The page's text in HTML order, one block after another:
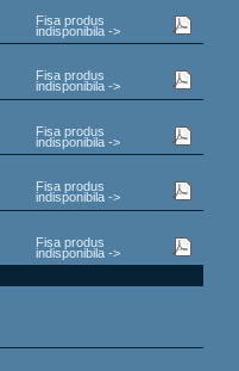
Fisa produs
indisponibila ->
Fisa produs
indisponibila ->
Fisa produs
indisponibila ->
Fisa produs
indisponibila ->
Fisa produs
indisponibila ->